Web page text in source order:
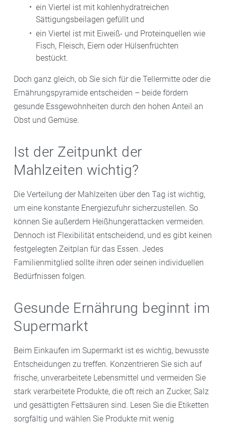
ein Viertel ist mit kohlenhydratreichen
Sättigungsbeilagen gefüllt und
ein Viertel ist mit Eiweiß- und Proteinquellen wie
Fisch, Fleisch, Eiern oder Hülsenfrüchten
bestückt.
Doch ganz gleich, ob Sie sich für die Tellermitte oder die
Ernährungspyramide entscheiden – beide fördern
gesunde Essgewohnheiten durch den hohen Anteil an
Obst und Gemüse.
Ist der Zeitpunkt der
Mahlzeiten wichtig?
Die Verteilung der Mahlzeiten über den Tag ist wichtig,
um eine konstante Energiezufuhr sicherzustellen. So
können Sie außerdem Heißhungerattacken vermeiden.
Dennoch ist Flexibilität entscheidend, und es gibt keinen
festgelegten Zeitplan für das Essen. Jedes
Familienmitglied sollte ihren oder seinen individuellen
Bedürfnissen folgen.
Gesunde Ernährung beginnt im
Supermarkt
Beim Einkaufen im Supermarkt ist es wichtig, bewusste
Entscheidungen zu treffen. Konzentrieren Sie sich auf
frische, unverarbeitete Lebensmittel und vermeiden Sie
stark verarbeitete Produkte, die oft reich an Zucker, Salz
und gesättigten Fettsäuren sind. Lesen Sie die Etiketten
sorgfältig und wählen Sie Produkte mit wenig